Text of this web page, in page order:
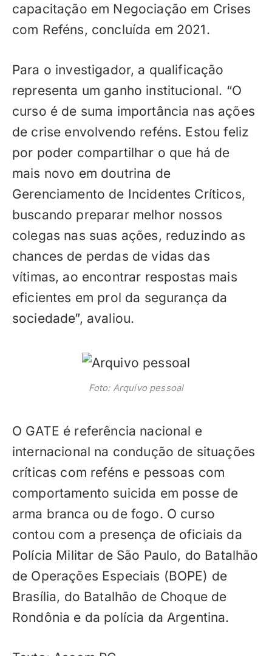
capacitação em Negociação em Crises
com Reféns, concluída em 2021.
Para o investigador, a qualificação
representa um ganho institucional. “O
curso é de suma importância nas ações
de crise envolvendo reféns. Estou feliz
por poder compartilhar o que há de
mais novo em doutrina de
Gerenciamento de Incidentes Críticos,
buscando preparar melhor nossos
colegas nas suas ações, reduzindo as
chances de perdas de vidas das
vítimas, ao encontrar respostas mais
eficientes em prol da segurança da
sociedade”, avaliou.
Foto: Arquivo pessoal
O GATE é referência nacional e
internacional na condução de situações
críticas com reféns e pessoas com
comportamento suicida em posse de
arma branca ou de fogo. O curso
contou com a presença de oficiais da
Polícia Militar de São Paulo, do Batalhão
de Operações Especiais (BOPE) de
Brasília, do Batalhão de Choque de
Rondônia e da polícia da Argentina.